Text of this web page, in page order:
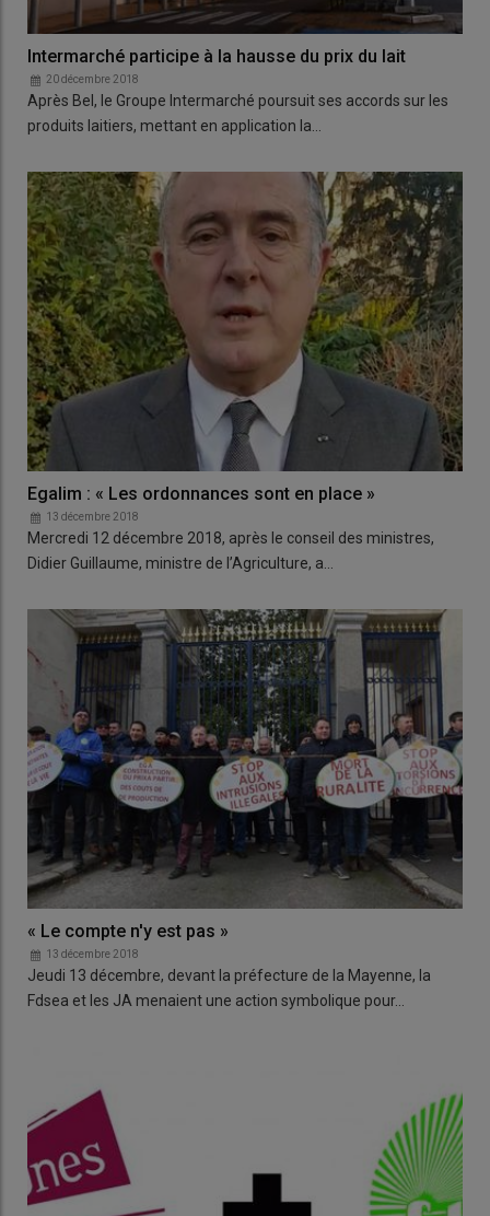
Intermarché participe à la hausse du prix du lait
20 décembre 2018
Après Bel, le Groupe Intermarché poursuit ses accords sur les
produits laitiers, mettant en application la…
Egalim : « Les ordonnances sont en place »
13 décembre 2018
Mercredi 12 décembre 2018, après le conseil des ministres,
Didier Guillaume, ministre de l’Agriculture, a…
« Le compte n'y est pas »
13 décembre 2018
Jeudi 13 décembre, devant la préfecture de la Mayenne, la
Fdsea et les JA menaient une action symbolique pour…